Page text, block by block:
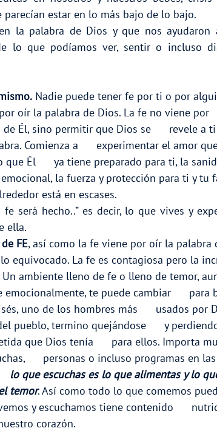
estar en lo más bajo de lo bajo.
en la palabra de Dios y que nos
lo que podíamos ver, sentir o incluso
Nadie puede tener fe por ti o por
oír la palabra de Dios. La fe no viene por
Él, sino permitir que Dios se      revele a
Comienza a      experimentar el amor
Él      ya tiene preparado para ti, la
la fuerza y protección para ti y tu
está en escases.
fe será hecho..” es decir, lo que vives y
ella.
FE, así como la fe viene por oír la palabra
equivocado. La fe es contagiosa pero la
ambiente lleno de fe o lleno de temor,
emocionalmente, te puede cambiar      para
uno de los hombres más      usados por
pueblo, termino quejándose      y
que Dios tenía      para ellos. Importa
personas o incluso programas en
lo que escuchas es lo que alimentas y lo
temor. Así como todo lo que comemos
y escuchamos tiene contenido
corazón.